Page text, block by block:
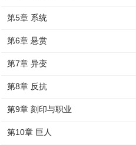
第5章 系统
第6章 悬赏
第7章 异变
第8章 反抗
第9章 刻印与职业
第10章 巨人